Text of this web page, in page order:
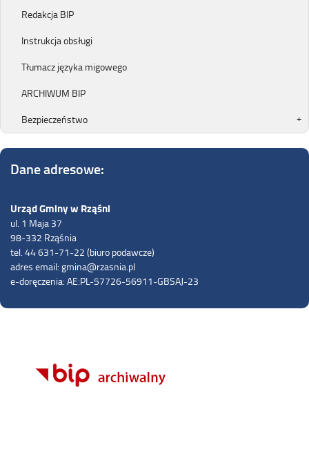
Redakcja BIP
Instrukcja obsługi
Tłumacz języka migowego
ARCHIWUM BIP
Bezpieczeństwo
Dane adresowe:
Urząd Gminy w Rząśni
ul. 1 Maja 37
98-332 Rząśnia
tel. 44 631-71-22 (biuro podawcze)
adres email: gmina@rzasnia.pl
e-doręczenia: AE:PL-57726-56911-GBSAJ-23